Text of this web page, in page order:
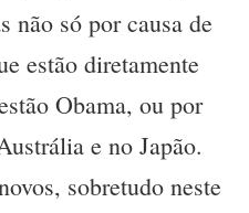
não só por causa de
estão diretamente
Obama, ou por
e no Japão.
sobretudo neste